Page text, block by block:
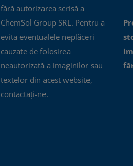
fără autorizarea scrisă a
ChemSol Group SRL. Pentru a
evita eventualele neplăceri
cauzate de folosirea
neautorizată a imaginilor sau
textelor din acest website,
contactați-ne.